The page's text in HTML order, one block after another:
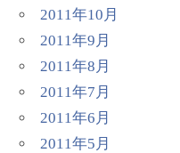
2011年10月
2011年9月
2011年8月
2011年7月
2011年6月
2011年5月